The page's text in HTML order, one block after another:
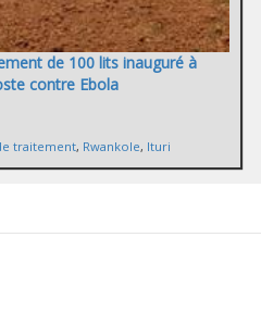
de 100 lits inauguré à
contre Ebola
traitement, Rwankole, Ituri